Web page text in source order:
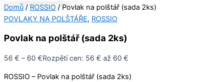
Domů / ROSSIO / Povlak na polštář (sada 2ks)
POVLAKY NA POLŠTÁŘE, ROSSIO
Povlak na polštář (sada 2ks)
56 € – 60 €Rozpětí cen: 56 € až 60 €
ROSSIO – Povlak na polštář (sada 2ks)